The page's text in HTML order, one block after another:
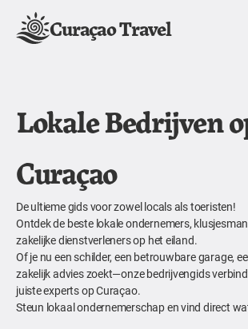
Curaçao Travel
Lokale Bedrijven
Curaçao
De ultieme gids voor zowel locals als toeristen!
Ontdek de beste lokale ondernemers,
zakelijke dienstverleners op het eiland.
Of je nu een schilder, een betrouwbare garage,
zakelijk advies zoekt—onze bedrijvengids
juiste experts op Curaçao.
Steun lokaal ondernemerschap en vind direct